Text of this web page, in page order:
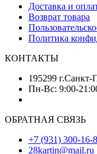
Доставка и
Возврат товара
Политика
КОНТАКТЫ
Пн-Вс: 9:00-
ОБРАТНАЯ СВЯЗЬ
+7 (931) 300-16-
28kartin@mail.ru